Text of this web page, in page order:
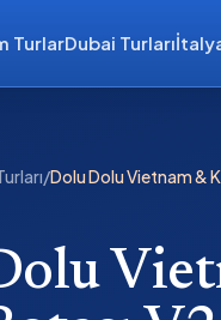
TurlarDubai Turları
/Dolu Dolu Vietnam &